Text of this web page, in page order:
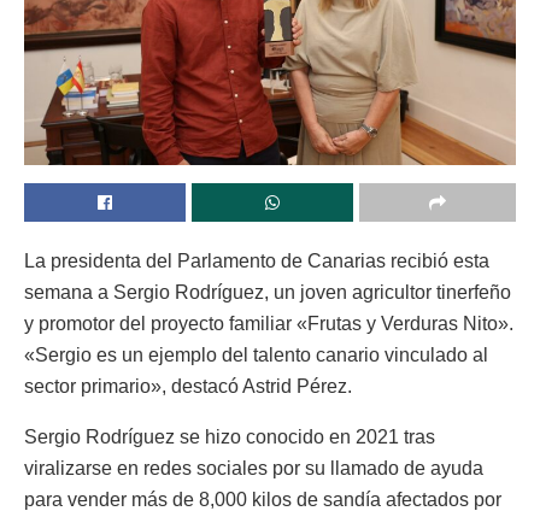
La presidenta del Parlamento de Canarias recibió esta
semana a Sergio Rodríguez, un joven agricultor tinerfeño
y promotor del proyecto familiar «Frutas y Verduras Nito».
«Sergio es un ejemplo del talento canario vinculado al
sector primario», destacó Astrid Pérez.
Sergio Rodríguez se hizo conocido en 2021 tras
viralizarse en redes sociales por su llamado de ayuda
para vender más de 8,000 kilos de sandía afectados por